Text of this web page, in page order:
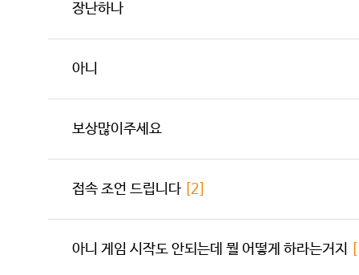
장난하나
아니
보상많이주세요
접속 조언 드립니다 [2]
아니 게임 시작도 안되는데 뭘 어떻게 하라는거지